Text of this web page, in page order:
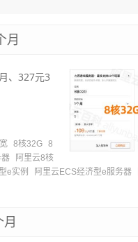
月
、327元3
8核32G 8
器
阿里云8核
e实例 阿里云ECS经济型e服务器